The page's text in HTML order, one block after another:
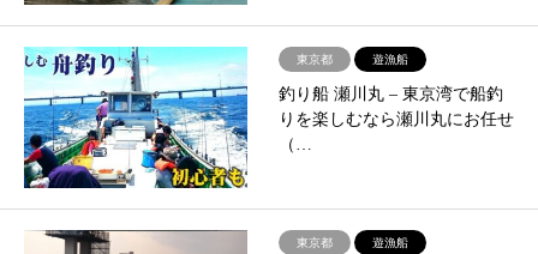
東京都 遊漁船
釣り船 瀬川丸 – ​東京湾で船釣
りを楽しむなら瀬川丸にお任せ
（…
東京都 遊漁船